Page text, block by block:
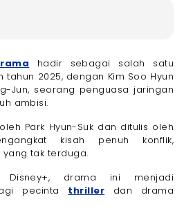
Off
Korean Drama Sub Indo
Knock Off Tanpa Buffering?
100 Mbps dari Megavision,
hadir sebagai salah satu
2025, dengan Kim Soo Hyun
Jun, seorang penguasa jaringan
ambisi.
Park Hyun-Suk dan ditulis oleh
kisah penuh konflik,
tak terduga.
Disney+, drama ini menjadi
pecinta thriller dan drama